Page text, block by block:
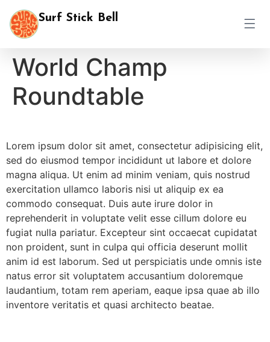
Surf Stick Bell
World Champ
Roundtable
Lorem ipsum dolor sit amet, consectetur adipisicing elit,
sed do eiusmod tempor incididunt ut labore et dolore
magna aliqua. Ut enim ad minim veniam, quis nostrud
exercitation ullamco laboris nisi ut aliquip ex ea
commodo consequat. Duis aute irure dolor in
reprehenderit in voluptate velit esse cillum dolore eu
fugiat nulla pariatur. Excepteur sint occaecat cupidatat
non proident, sunt in culpa qui officia deserunt mollit
anim id est laborum. Sed ut perspiciatis unde omnis iste
natus error sit voluptatem accusantium doloremque
laudantium, totam rem aperiam, eaque ipsa quae ab illo
inventore veritatis et quasi architecto beatae.